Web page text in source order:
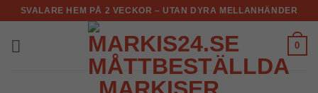
Skip
content
SVALARE HEM PÅ 2 VECKOR – UTAN DYRA MELLANHÄNDER
0